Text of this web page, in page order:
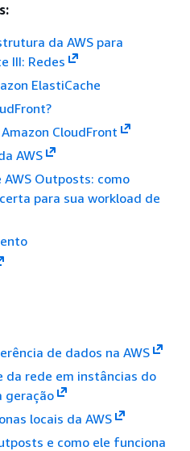
da AWS para
III: Redes
ElastiCache
CloudFront
AWS
AWS Outposts: como
para sua workload de
de dados na AWS
da rede em instâncias do
geração
locais da AWS
e como ele funciona